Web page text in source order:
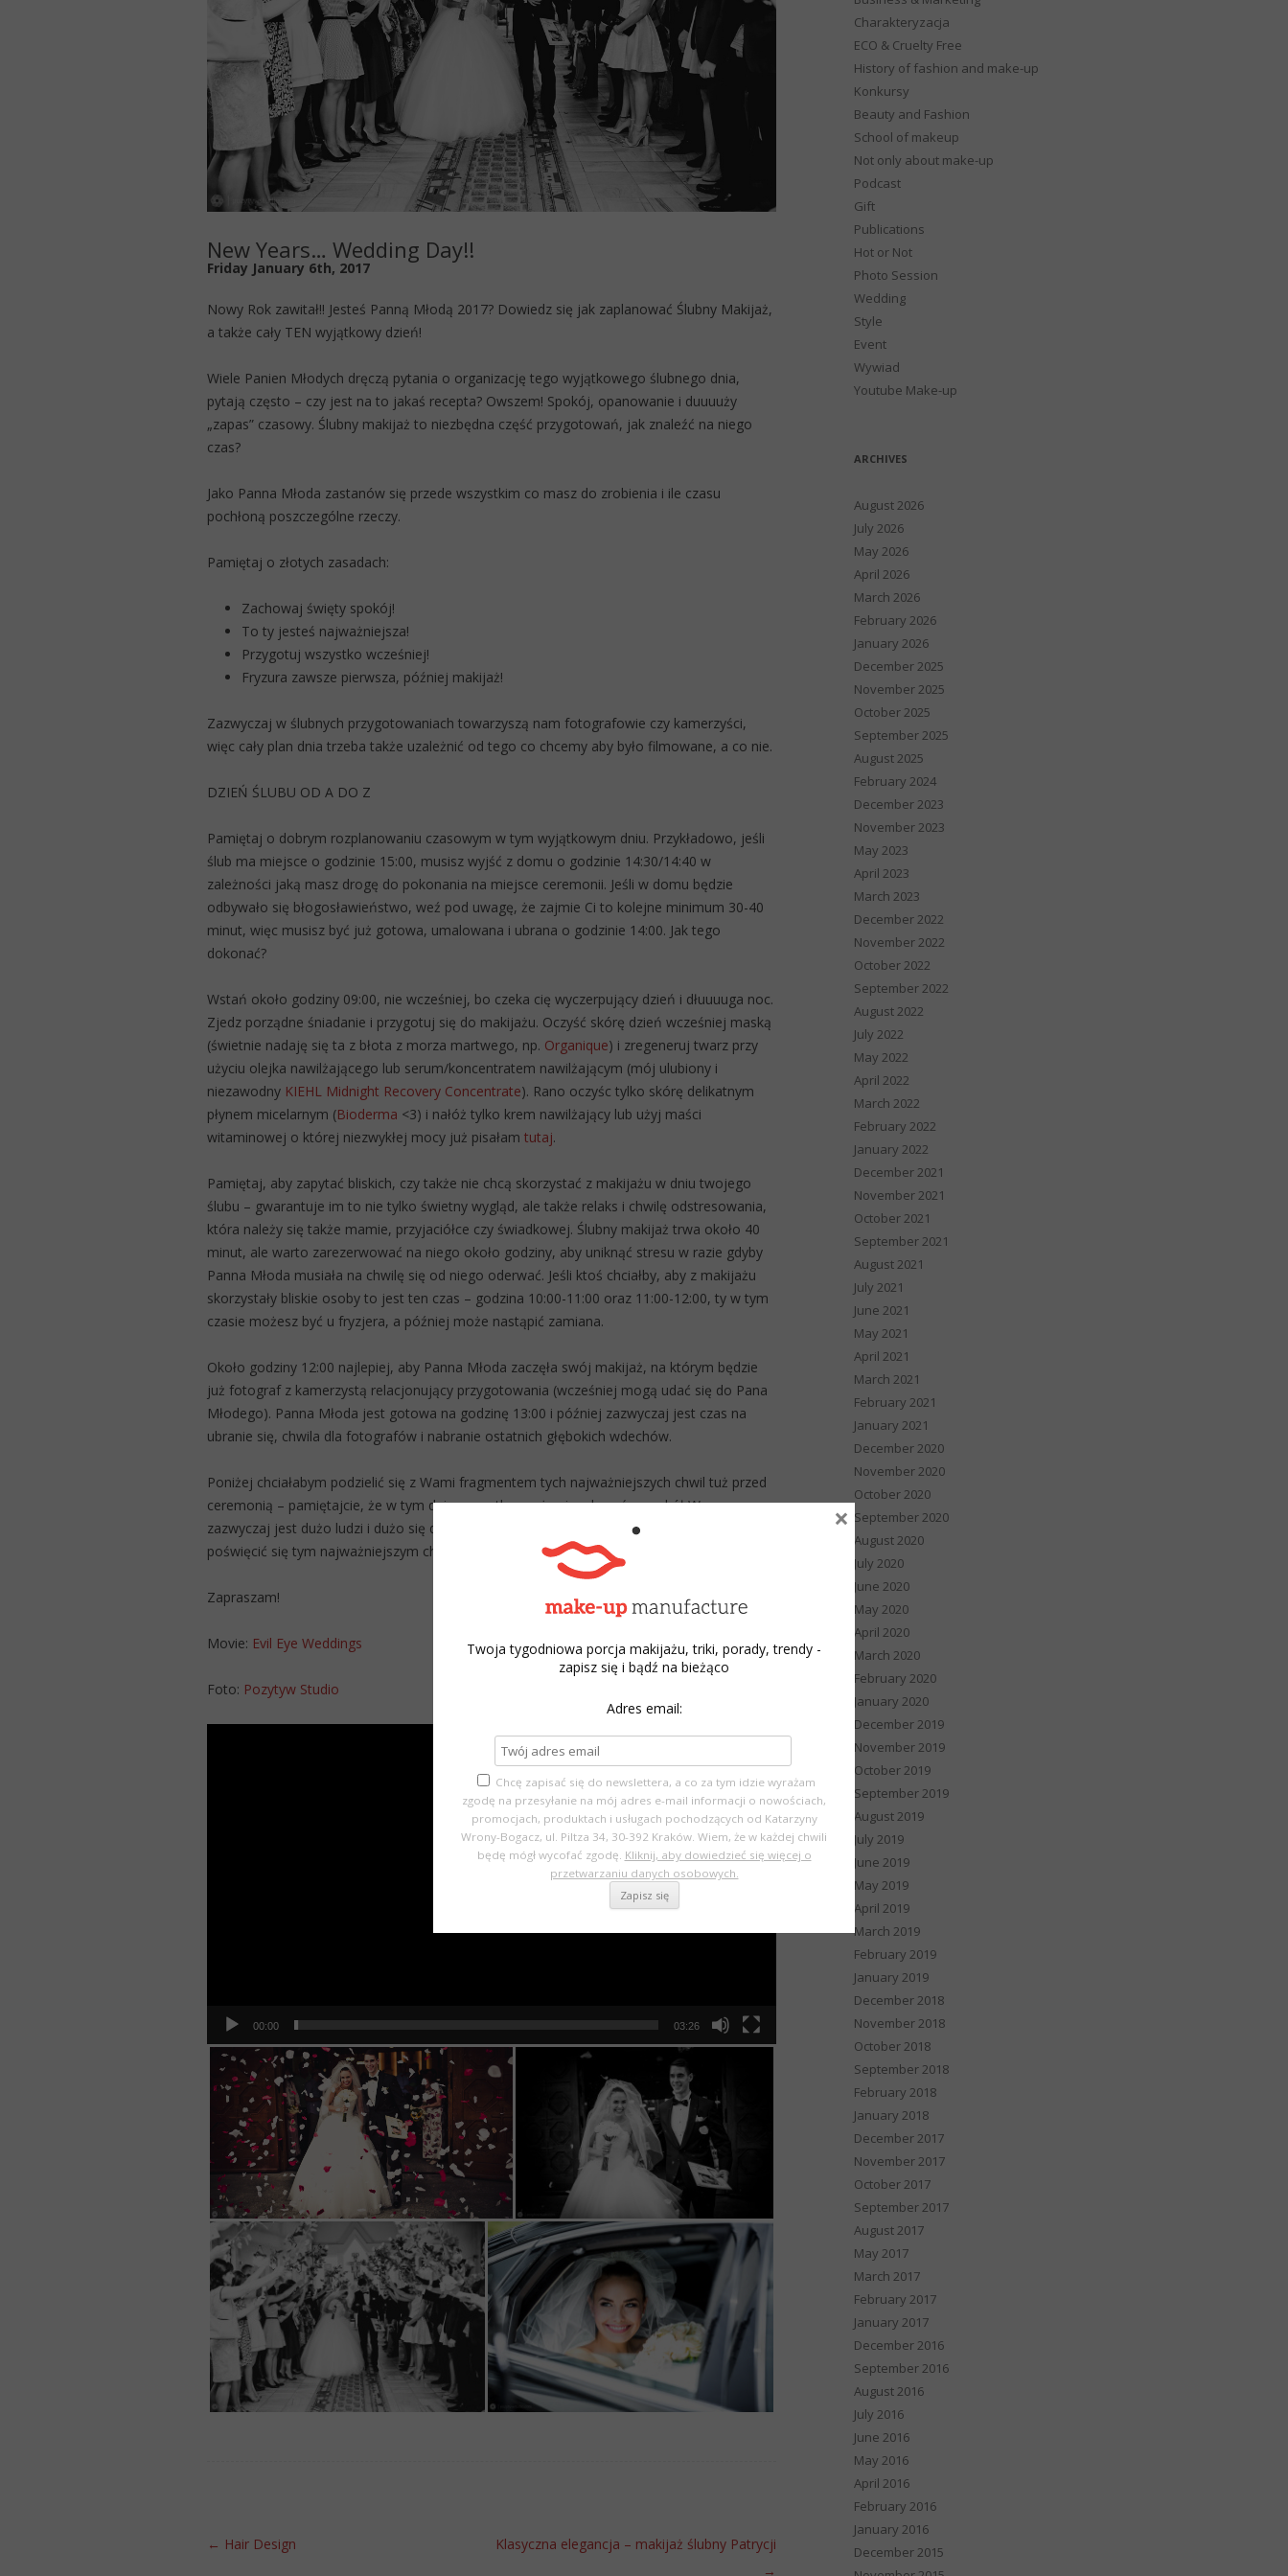
New Years… Wedding Day!!
Friday January 6th, 2017
Nowy Rok zawitał!! Jesteś Panną Młodą 2017? Dowiedz się jak zaplanować Ślubny Makijaż,
a także cały TEN wyjątkowy dzień!
Wiele Panien Młodych dręczą pytania o organizację tego wyjątkowego ślubnego dnia,
pytają często – czy jest na to jakaś recepta? Owszem! Spokój, opanowanie i duuuuży
„zapas” czasowy. Ślubny makijaż to niezbędna część przygotowań, jak znaleźć na niego
czas?
Jako Panna Młoda zastanów się przede wszystkim co masz do zrobienia i ile czasu
pochłoną poszczególne rzeczy.
Pamiętaj o złotych zasadach:
Zachowaj święty spokój!
To ty jesteś najważniejsza!
Przygotuj wszystko wcześniej!
Fryzura zawsze pierwsza, później makijaż!
Zazwyczaj w ślubnych przygotowaniach towarzyszą nam fotografowie czy kamerzyści,
więc cały plan dnia trzeba także uzależnić od tego co chcemy aby było filmowane, a co nie.
DZIEŃ ŚLUBU OD A DO Z
Pamiętaj o dobrym rozplanowaniu czasowym w tym wyjątkowym dniu. Przykładowo, jeśli
ślub ma miejsce o godzinie 15:00, musisz wyjść z domu o godzinie 14:30/14:40 w
zależności jaką masz drogę do pokonania na miejsce ceremonii. Jeśli w domu będzie
odbywało się błogosławieństwo, weź pod uwagę, że zajmie Ci to kolejne minimum 30-40
minut, więc musisz być już gotowa, umalowana i ubrana o godzinie 14:00. Jak tego
dokonać?
Wstań około godziny 09:00, nie wcześniej, bo czeka cię wyczerpujący dzień i dłuuuuga noc.
Zjedz porządne śniadanie i przygotuj się do makijażu. Oczyść skórę dzień wcześniej maską
(świetnie nadaję się ta z błota z morza martwego, np. Organique) i zregeneruj twarz przy
użyciu olejka nawilżającego lub serum/koncentratem nawilżającym (mój ulubiony i
niezawodny KIEHL Midnight Recovery Concentrate). Rano oczyśc tylko skórę delikatnym
płynem micelarnym (Bioderma <3) i nałóż tylko krem nawilżający lub użyj maści
witaminowej o której niezwykłej mocy już pisałam tutaj.
Pamiętaj, aby zapytać bliskich, czy także nie chcą skorzystać z makijażu w dniu twojego
ślubu – gwarantuje im to nie tylko świetny wygląd, ale także relaks i chwilę odstresowania,
która należy się także mamie, przyjaciółce czy świadkowej. Ślubny makijaż trwa około 40
minut, ale warto zarezerwować na niego około godziny, aby uniknąć stresu w razie gdyby
Panna Młoda musiała na chwilę się od niego oderwać. Jeśli ktoś chciałby, aby z makijażu
skorzystały bliskie osoby to jest ten czas – godzina 10:00-11:00 oraz 11:00-12:00, ty w tym
czasie możesz być u fryzjera, a później może nastąpić zamiana.
Około godziny 12:00 najlepiej, aby Panna Młoda zaczęła swój makijaż, na którym będzie
już fotograf z kamerzystą relacjonujący przygotowania (wcześniej mogą udać się do Pana
Młodego). Panna Młoda jest gotowa na godzinę 13:00 i później zazwyczaj jest czas na
ubranie się, chwila dla fotografów i nabranie ostatnich głębokich wdechów.
Poniżej chciałabym podzielić się z Wami fragmentem tych najważniejszych chwil tuż przed
ceremonią – pamiętajcie, że w tym dniu wszystko może się zdarzyć, a wokół Was
zazwyczaj jest dużo ludzi i dużo się dzieje – znajdźcie czas na to, aby odetchnąć i
poświęcić się tym najważniejszym chwilom 🙂
Zapraszam!
Movie: Evil Eye Weddings
Foto: Pozytyw Studio
00:00 03:26
Post navigation
← Hair Design
Klasyczna elegancja – makijaż ślubny Patrycji
→
Charakteryzacja
ECO & Cruelty Free
History of fashion and make-up
Konkursy
Beauty and Fashion
School of makeup
Not only about make-up
Podcast
Gift
Publications
Hot or Not
Photo Session
Wedding
Style
Event
Wywiad
Youtube Make-up
ARCHIVES
August 2026
July 2026
May 2026
April 2026
March 2026
February 2026
January 2026
December 2025
November 2025
October 2025
September 2025
August 2025
February 2024
December 2023
November 2023
May 2023
April 2023
March 2023
December 2022
November 2022
October 2022
September 2022
August 2022
July 2022
May 2022
April 2022
March 2022
February 2022
January 2022
December 2021
November 2021
October 2021
September 2021
August 2021
July 2021
June 2021
May 2021
April 2021
March 2021
February 2021
January 2021
December 2020
November 2020
October 2020
September 2020
August 2020
July 2020
June 2020
May 2020
April 2020
March 2020
February 2020
January 2020
December 2019
November 2019
October 2019
September 2019
August 2019
July 2019
June 2019
May 2019
April 2019
March 2019
February 2019
January 2019
December 2018
November 2018
October 2018
September 2018
February 2018
January 2018
December 2017
November 2017
October 2017
September 2017
August 2017
May 2017
March 2017
February 2017
January 2017
December 2016
September 2016
August 2016
July 2016
June 2016
May 2016
April 2016
February 2016
January 2016
December 2015
Twoja tygodniowa porcja makijażu, triki, porady, trendy -
zapisz się i bądź na bieżąco
Adres email:
Chcę zapisać się do newslettera, a co za tym idzie wyrażam
zgodę na przesyłanie na mój adres e-mail informacji o nowościach,
promocjach, produktach i usługach pochodzących od Katarzyny
Wrony-Bogacz, ul. Piltza 34, 30-392 Kraków. Wiem, że w każdej chwili
będę mógł wycofać zgodę. Kliknij, aby dowiedzieć się więcej o
przetwarzaniu danych osobowych.
×